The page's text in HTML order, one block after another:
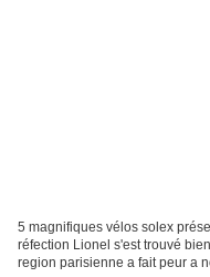
5 magnifiques vélos solex
réfection Lionel s'est trouvé
region parisienne a fait peur a